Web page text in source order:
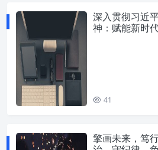
深入贯彻习近
神：赋能新时
41
擎画未来，笃